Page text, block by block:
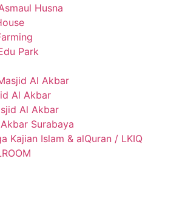
Husna
Park
Al Akbar
Al Akbar
Al Akbar
Surabaya
Kajian Islam & alQuran / LKIQ